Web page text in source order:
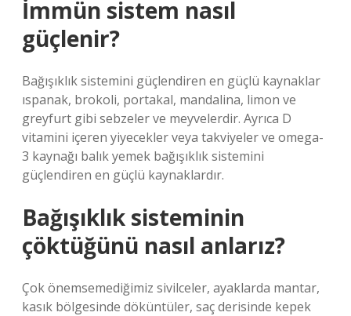
İmmün sistem nasıl
güçlenir?
Bağışıklık sistemini güçlendiren en güçlü kaynaklar
ıspanak, brokoli, portakal, mandalina, limon ve
greyfurt gibi sebzeler ve meyvelerdir. Ayrıca D
vitamini içeren yiyecekler veya takviyeler ve omega-
3 kaynağı balık yemek bağışıklık sistemini
güçlendiren en güçlü kaynaklardır.
Bağışıklık sisteminin
çöktüğünü nasıl anlarız?
Çok önemsemediğimiz sivilceler, ayaklarda mantar,
kasık bölgesinde döküntüler, saç derisinde kepek